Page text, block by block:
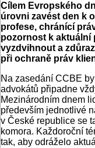
Cílem Evropského
úrovni zavést den k
profese, chránící
pozornost k aktuální
vyzdvihnout a
při ochraně práv
Na zasedání CCBE
advokátů připadne
Mezinárodním dnem
především jednotlivé
v České republice se
komora. Každoroční
tak, aby odráželo